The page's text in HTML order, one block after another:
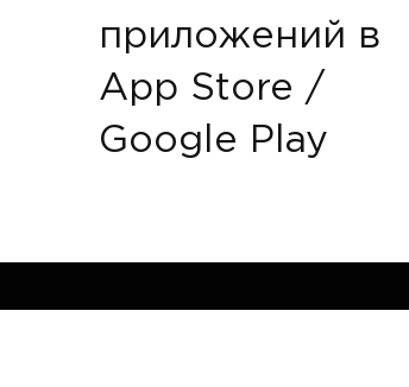
приложений в
App Store /
Google Play